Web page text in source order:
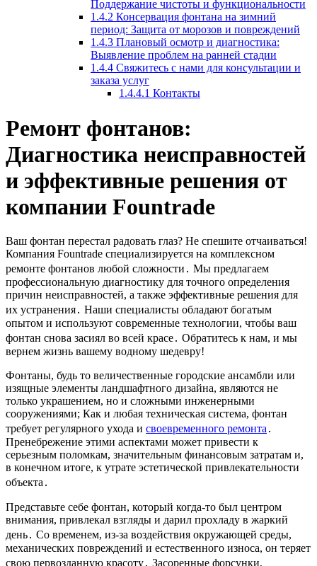
Поддержание чистоты и функциональности
1.4.2 Консервация фонтана на зимний
период: Защита от морозов и повреждений
1.4.3 Плановый осмотр и диагностика:
Выявление проблем на ранней стадии
1.4.4 Свяжитесь с нами для консультации и
заказа услуг
1.4.4.1 Контакты
Ремонт фонтанов:
Диагностика неисправностей
и эффективные решения от
компании Fountrade
Ваш фонтан перестал радовать глаз? Не спешите отчаиваться!
Компания Fountrade специализируется на комплексном
ремонте фонтанов любой сложности․ Мы предлагаем
профессиональную диагностику для точного определения
причин неисправностей, а также эффективные решения для
их устранения․ Наши специалисты обладают богатым
опытом и используют современные технологии, чтобы ваш
фонтан снова засиял во всей красе․ Обратитесь к нам, и мы
вернем жизнь вашему водному шедевру!
Фонтаны, будь то величественные городские ансамбли или
изящные элементы ландшафтного дизайна, являются не
только украшением, но и сложными инженерными
сооружениями; Как и любая техническая система, фонтан
требует регулярного ухода и своевременного ремонта ․
Пренебрежение этими аспектами может привести к
серьезным поломкам, значительным финансовым затратам и,
в конечном итоге, к утрате эстетической привлекательности
объекта․
Представьте себе фонтан, который когда-то был центром
внимания, привлекал взгляды и дарил прохладу в жаркий
день․ Со временем, из-за воздействия окружающей среды,
механических повреждений и естественного износа, он теряет
свою первозданную красоту․ Засоренные форсунки,